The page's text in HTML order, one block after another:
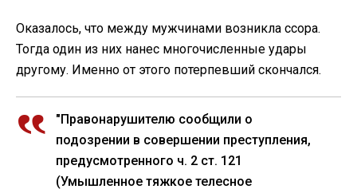
Оказалось, что между мужчинами возникла ссора.
Тогда один из них нанес многочисленные удары
другому. Именно от этого потерпевший скончался.
"Правонарушителю сообщили о
подозрении в совершении преступления,
предусмотренного ч. 2 ст. 121
(Умышленное тяжкое телесное